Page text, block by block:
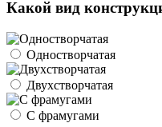
Какой вид
Одностворчатая
Двухстворчатая
С фрамугами